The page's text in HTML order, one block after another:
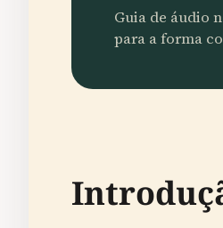
Guia de áudio
para a forma